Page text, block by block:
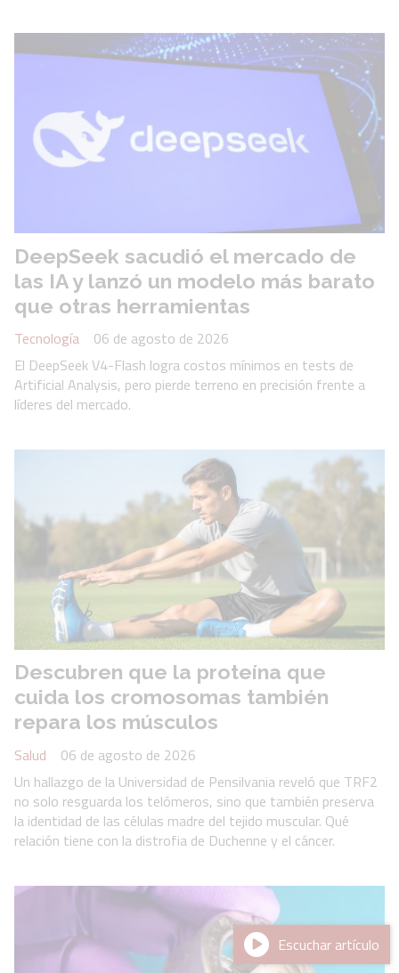
DeepSeek sacudió el mercado de
las IA y lanzó un modelo más barato
que otras herramientas
Tecnología
06 de agosto de 2026
El DeepSeek V4-Flash logra costos mínimos en tests de
Artificial Analysis, pero pierde terreno en precisión frente a
líderes del mercado.
Descubren que la proteína que
cuida los cromosomas también
repara los músculos
Salud
06 de agosto de 2026
Un hallazgo de la Universidad de Pensilvania reveló que TRF2
no solo resguarda los telómeros, sino que también preserva
la identidad de las células madre del tejido muscular. Qué
relación tiene con la distrofia de Duchenne y el cáncer.
Escuchar artículo